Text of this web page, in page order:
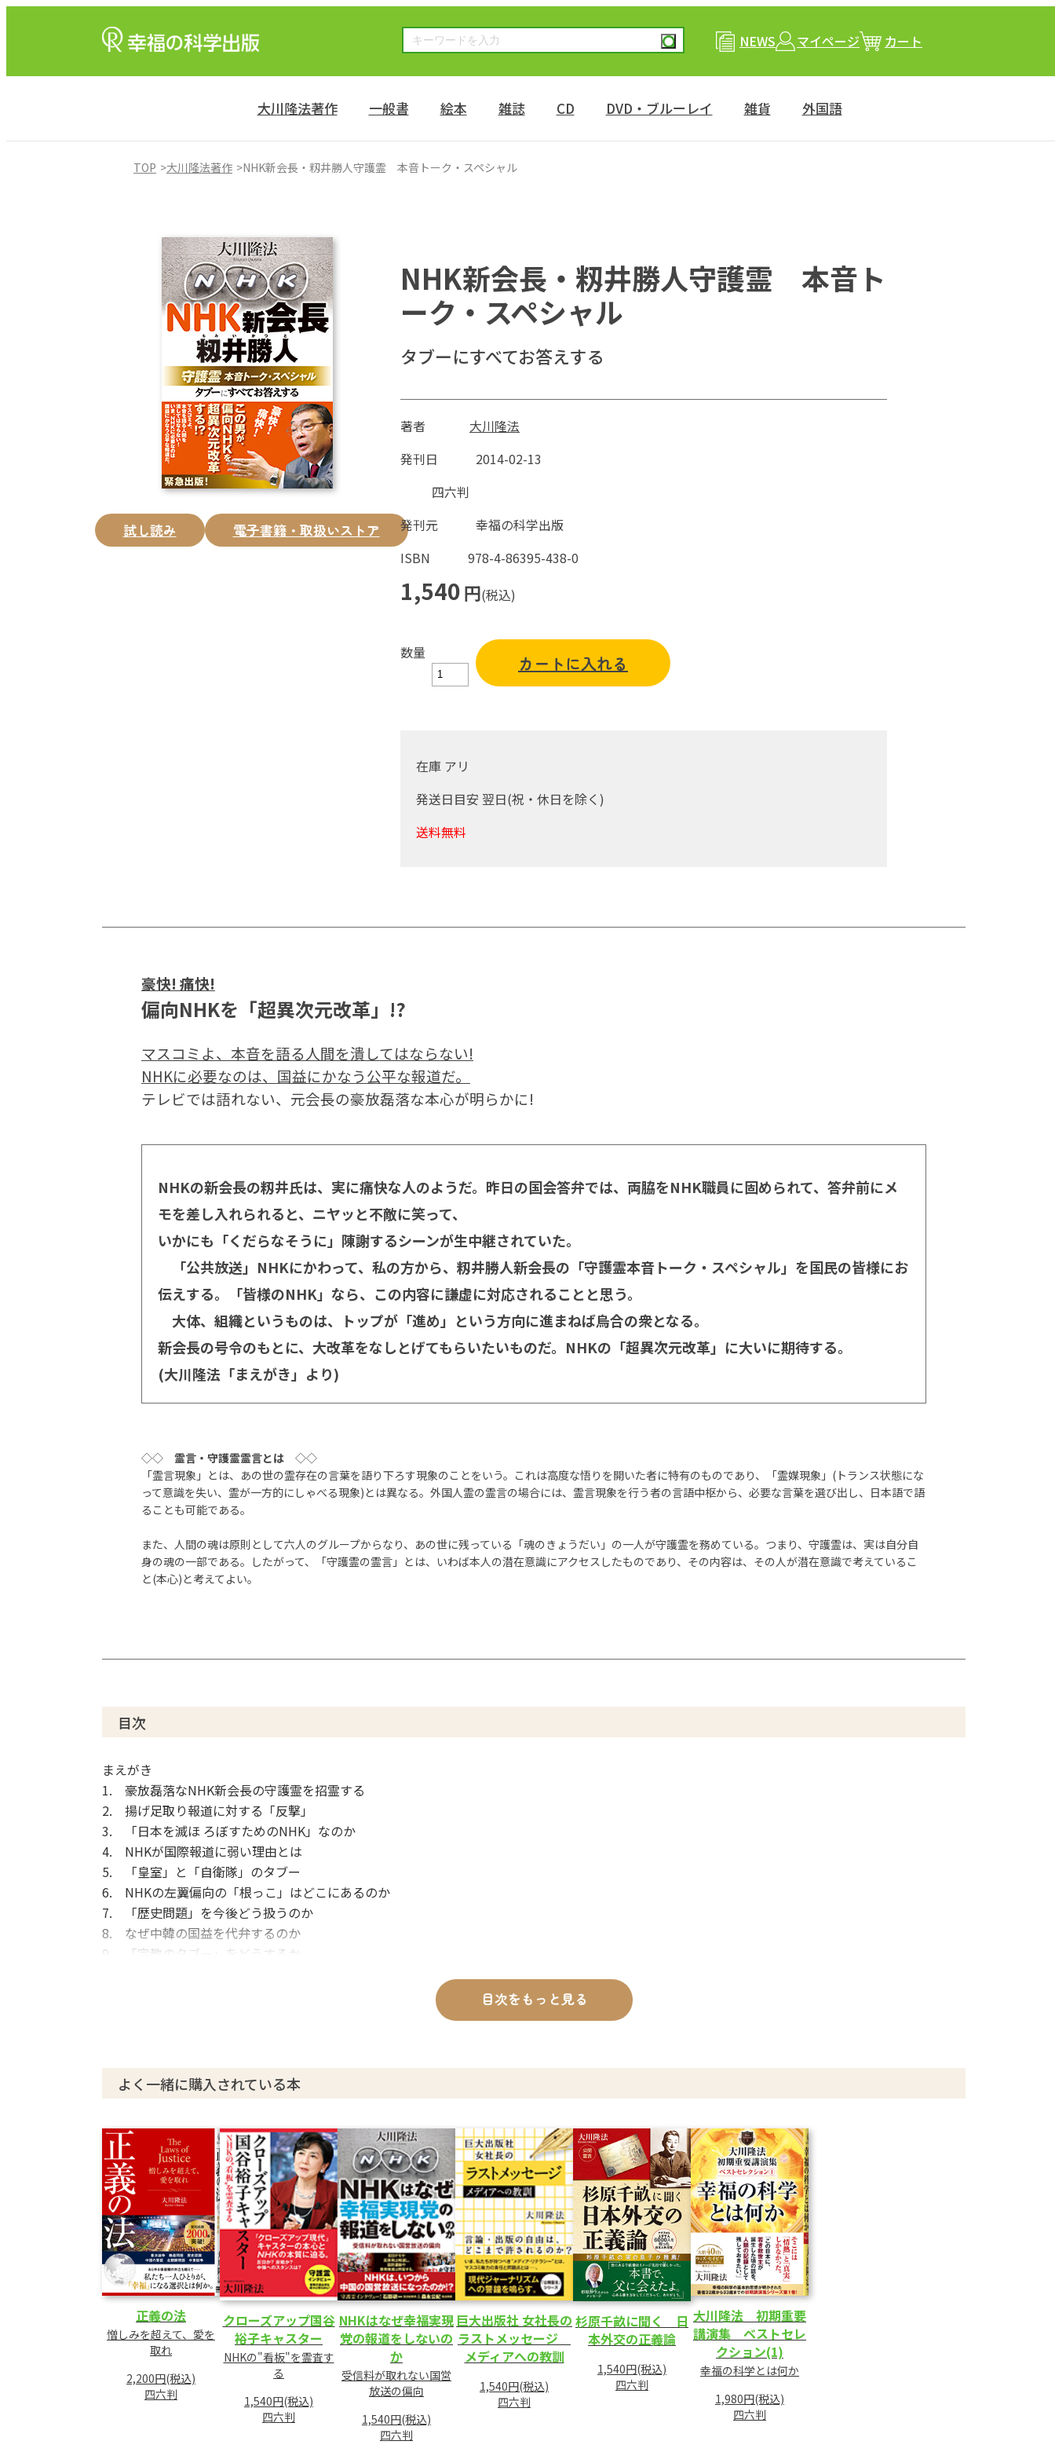
NEWS マイページ カート
大川隆法著作 一般書 絵本 雑誌 CD DVD・ブルーレイ 雑貨 外国語
TOP 大川隆法著作 NHK新会長・籾井勝人守護霊 本音トーク・スペシャル
試し読み 電子書籍・取扱いストア
NHK新会長・籾井勝人守護霊 本音ト
ーク・スペシャル
タブーにすべてお答えする
著者
大川隆法
発刊日
2014-02-13
四六判
発刊元
幸福の科学出版
ISBN
978-4-86395-438-0
1,540円(税込)
数量
カートに入れる
在庫 アリ
発送日目安 翌日(祝・休日を除く)
送料無料
豪快! 痛快!
偏向NHKを「超異次元改革」!?
マスコミよ、本音を語る人間を潰してはならない!
NHKに必要なのは、国益にかなう公平な報道だ。
テレビでは語れない、元会長の豪放磊落な本心が明らかに!
NHKの新会長の籾井氏は、実に痛快な人のようだ。昨日の国会答弁では、両脇をNHK職員に固められて、答弁前にメ
モを差し入れられると、ニヤッと不敵に笑って、
いかにも「くだらなそうに」陳謝するシーンが生中継されていた。
「公共放送」NHKにかわって、私の方から、籾井勝人新会長の「守護霊本音トーク・スペシャル」を国民の皆様にお
伝えする。「皆様のNHK」なら、この内容に謙虚に対応されることと思う。
大体、組織というものは、トップが「進め」という方向に進まねば烏合の衆となる。
新会長の号令のもとに、大改革をなしとげてもらいたいものだ。NHKの「超異次元改革」に大いに期待する。
(大川隆法「まえがき」より)
◇◇ 霊言・守護霊霊言とは ◇◇
「霊言現象」とは、あの世の霊存在の言葉を語り下ろす現象のことをいう。これは高度な悟りを開いた者に特有のものであり、「霊媒現象」(トランス状態にな
って意識を失い、霊が一方的にしゃべる現象)とは異なる。外国人霊の霊言の場合には、霊言現象を行う者の言語中枢から、必要な言葉を選び出し、日本語で語
ることも可能である。
また、人間の魂は原則として六人のグループからなり、あの世に残っている「魂のきょうだい」の一人が守護霊を務めている。つまり、守護霊は、実は自分自
身の魂の一部である。したがって、「守護霊の霊言」とは、いわば本人の潜在意識にアクセスしたものであり、その内容は、その人が潜在意識で考えているこ
と(本心)と考えてよい。
目次
まえがき
1. 豪放磊落なNHK新会長の守護霊を招霊する
2. 揚げ足取り報道に対する「反撃」
3. 「日本を滅ほ ろぼすためのNHK」なのか
4. NHKが国際報道に弱い理由とは
5. 「皇室」と「自衛隊」のタブー
6. NHKの左翼偏向の「根っこ」はどこにあるのか
7. 「歴史問題」を今後どう扱うのか
8. なぜ中韓の国益を代弁するのか
9. 「宗教のタブー」をどうするか
目次をもっと見る
よく一緒に購入されている本
正義の法
憎しみを超えて、愛を
取れ
2,200円(税込)
四六判
クローズアップ国谷
裕子キャスター
NHKの"看板"を霊査す
る
1,540円(税込)
四六判
NHKはなぜ幸福実現
党の報道をしないの
か
受信料が取れない国営
放送の偏向
1,540円(税込)
四六判
巨大出版社 女社長の
ラストメッセージ
メディアへの教訓
1,540円(税込)
四六判
杉原千畝に聞く 日
本外交の正義論
1,540円(税込)
四六判
大川隆法 初期重要
講演集 ベストセレ
クション(1)
幸福の科学とは何か
1,980円(税込)
四六判